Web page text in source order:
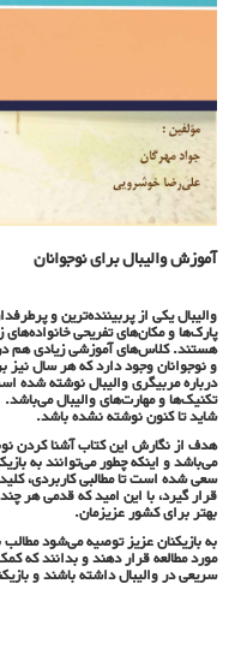
آموزش والیبال برای نوجوانان
والیبال یکی از پربیننده‌ترین و
پارک‌ها و مکان‌های تفریحی خانواده‌های
هستند. کلاس‌های آموزشی زیادی هم
و نوجوانان وجود دارد که هر سال نیز
درباره مربیگری والیبال نوشته
تکنیک‌ها و مهارت‌های والیبال می‌باشد.
شاید تا کنون نوشته نشده باشد.
هدف از نگارش این کتاب آشنا کردن
می‌باشد و اینکه چطور می‌توانند به
سعی شده است تا مطالبی کاربردی،
قرار گیرد، با این امید که قدمی هر
بهتر برای کشور عزیزمان.
به بازیکنان عزیز توصیه می‌شود
مورد مطالعه قرار دهند و بدانند که
سریعی در والیبال داشته باشند و